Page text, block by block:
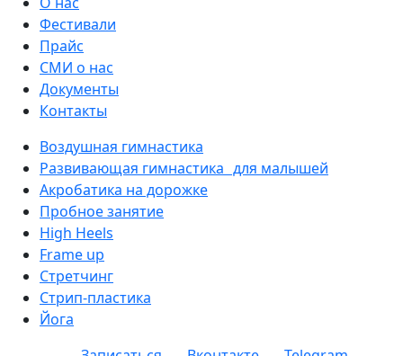
Фестивали
Прайс
СМИ о нас
Документы
Контакты
Воздушная гимнастика
Развивающая гимнастика для малышей
Акробатика на дорожке
Пробное занятие
High Heels
Frame up
Cтретчинг
Стрип-пластика
Йога